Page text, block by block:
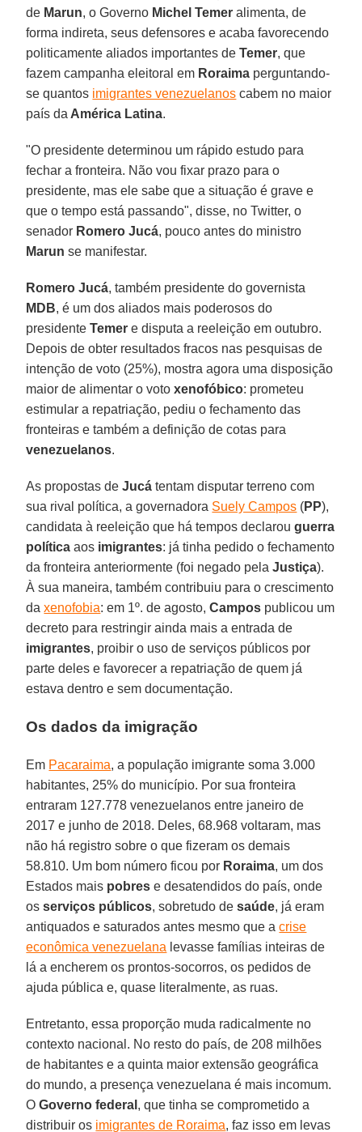
de Marun, o Governo Michel Temer alimenta, de
forma indireta, seus defensores e acaba favorecendo
politicamente aliados importantes deTemer, que
fazem campanha eleitoral em Roraima perguntando-
se quantos imigrantes venezuelanos cabem no maior
país da América Latina.
"O presidente determinou um rápido estudo para
fechar a fronteira. Não vou fixar prazo para o
presidente, mas ele sabe que a situação é grave e
que o tempo está passando", disse, no Twitter, o
senador Romero Jucá, pouco antes do ministro
Marun se manifestar.
Romero Jucá, também presidente do governista
MDB, é um dos aliados mais poderosos do
presidenteTemer e disputa a reeleição em outubro.
Depois de obter resultados fracos nas pesquisas de
intenção de voto (25%), mostra agora uma disposição
maior de alimentar o votoxenofóbico: prometeu
estimular a repatriação, pediu o fechamento das
fronteiras e também a definição de cotas para
venezuelanos.
As propostas deJucá tentam disputar terreno com
sua rival política, a governadora Suely Campos (PP),
candidata à reeleição que há tempos declarou guerra
políticaaos imigrantes: já tinha pedido o fechamento
da fronteira anteriormente (foi negado pelaJustiça).
À sua maneira, também contribuiu para o crescimento
daxenofobia: em 1º. de agosto,Campos publicou um
decreto para restringir ainda mais a entrada de
imigrantes, proibir o uso de serviços públicos por
parte deles e favorecer a repatriação de quem já
estava dentro e sem documentação.
Os dados da imigração
Em Pacaraima, a população imigrante soma 3.000
habitantes, 25% do município. Por sua fronteira
entraram 127.778 venezuelanos entre janeiro de
2017 e junho de 2018. Deles, 68.968 voltaram, mas
não há registro sobre o que fizeram os demais
58.810. Um bom número ficou por Roraima, um dos
Estados mais pobres e desatendidos do país, onde
osserviços públicos, sobretudo de saúde, já eram
antiquados e saturados antes mesmo que acrise
econômica venezuelana levasse famílias inteiras de
lá a encherem os prontos-socorros, os pedidos de
ajuda pública e, quase literalmente, as ruas.
Entretanto, essa proporção muda radicalmente no
contexto nacional. No resto do país, de 208 milhões
de habitantes e a quinta maior extensão geográfica
do mundo, a presença venezuelana é mais incomum.
OGoverno federal , que tinha se comprometido a
distribuir os imigrantes de Roraima, faz isso em levas